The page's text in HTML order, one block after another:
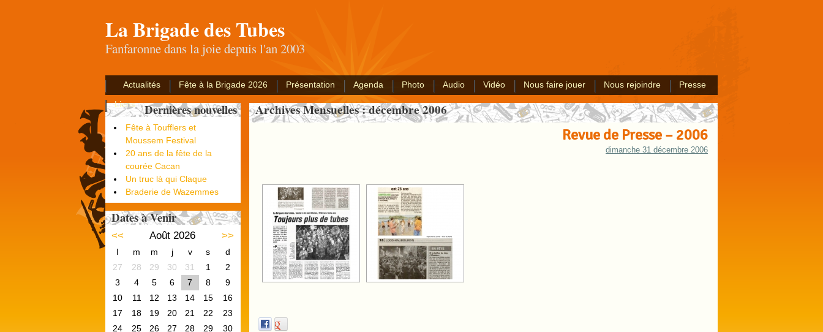
La Brigade des Tubes
Fanfaronne dans la joie depuis l'an 2003
Actualités Fête à la Brigade 2026 Présentation Agenda Photo Audio Vidéo Nous faire jouer Nous rejoindre
Presse
Liens
Archives Mensuelles :décembre 2006
Revue de Presse – 2006
dimanche 31 décembre 2006
Dernières nouvelles
Fête à Toufflers et
Moussem Festival
20 ans de la fête de la
courée Cacan
Un truc là qui Claque
Braderie de Wazemmes
Dates à Venir
<< Août 2026 >>
l m m j v s
d
27
28 29 30 31 1
2
3
4 5 6 7 8
9
10
11 12 13 14 15
16
17
18 19 20 21 22
23
24
25 26 27 28 29
30